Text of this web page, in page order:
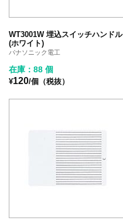
WT3001W 埋込スイッチハンドル
(ホワイト)
パナソニック電工
在庫：88 個
¥120/個（税抜）